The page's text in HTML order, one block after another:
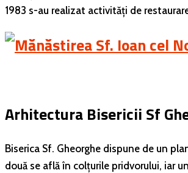
1983 s-au realizat activități de
Arhitectura Bisericii Sf
Biserica Sf. Gheorghe dispune de un
două se află în colțurile pridvorului, iar